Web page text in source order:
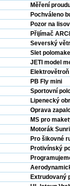
Měření
Pochváleno
Pozor na
Přijímač
Severský
Slet
JETI model
PB Fly mini
Sportovní
Lipenecký obr
Oprava
MS pro
Motorák
Pro šikovné
Protivínský
Extrudovaný